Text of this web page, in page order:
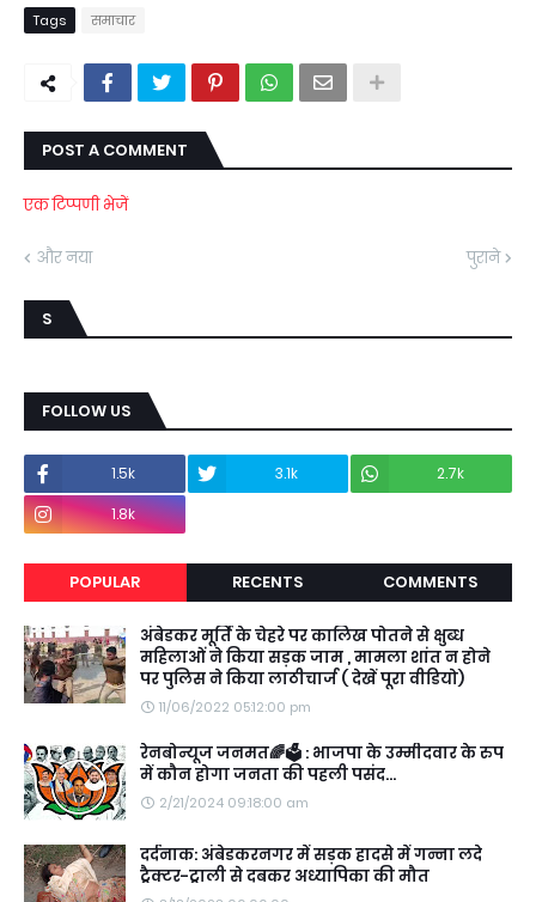
Tags समाचार
POST A COMMENT
एक टिप्पणी भेजें
और नया पुराने
S
FOLLOW US
1.5k 3.1k
2.7k
1.8k
POPULAR RECENTS COMMENTS
अंबेडकर मूर्ति के चेहरे पर कालिख पोतने से क्षुब्ध
महिलाओं ने किया सड़क जाम , मामला शांत न होने
पर पुलिस ने किया लाठीचार्ज ( देखें पूरा वीडियो)
11/06/2022 05:12:00 pm
रेनबोन्यूज जनमत🌈🗳️ : भाजपा के उम्मीदवार के रुप
में कौन होगा जनता की पहली पसंद...
2/21/2024 09:18:00 am
दर्दनाक: अंबेडकरनगर में सड़क हादसे में गन्ना लदे
ट्रैक्टर-ट्राली से दबकर अध्यापिका की मौत